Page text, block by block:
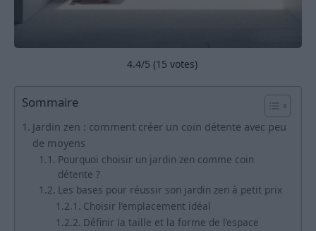
4.4/5 (15 votes)
Sommaire
Jardin zen : comment créer un coin détente avec peu
de moyens
Pourquoi choisir un jardin zen comme coin
détente ?
Les bases pour réussir son jardin zen à petit prix
Choisir l’emplacement idéal
Définir la taille et la forme de l’espace